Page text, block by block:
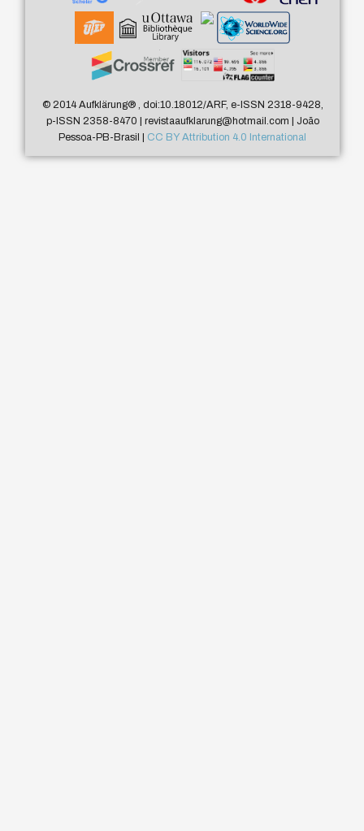
© 2014 Aufklärung®, doi:10.18012/ARF, e-ISSN 2318-9428,
p-ISSN 2358-8470 | revistaaufklarung@hotmail.com | João
Pessoa-PB-Brasil | CC BY Attribution 4.0 International